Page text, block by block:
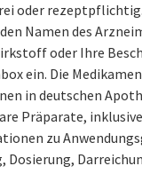
oder rezeptpflichtig.
Namen des
oder Ihre
ein. Die
in deutschen
Präparate, inklusive
zu
Dosierung,